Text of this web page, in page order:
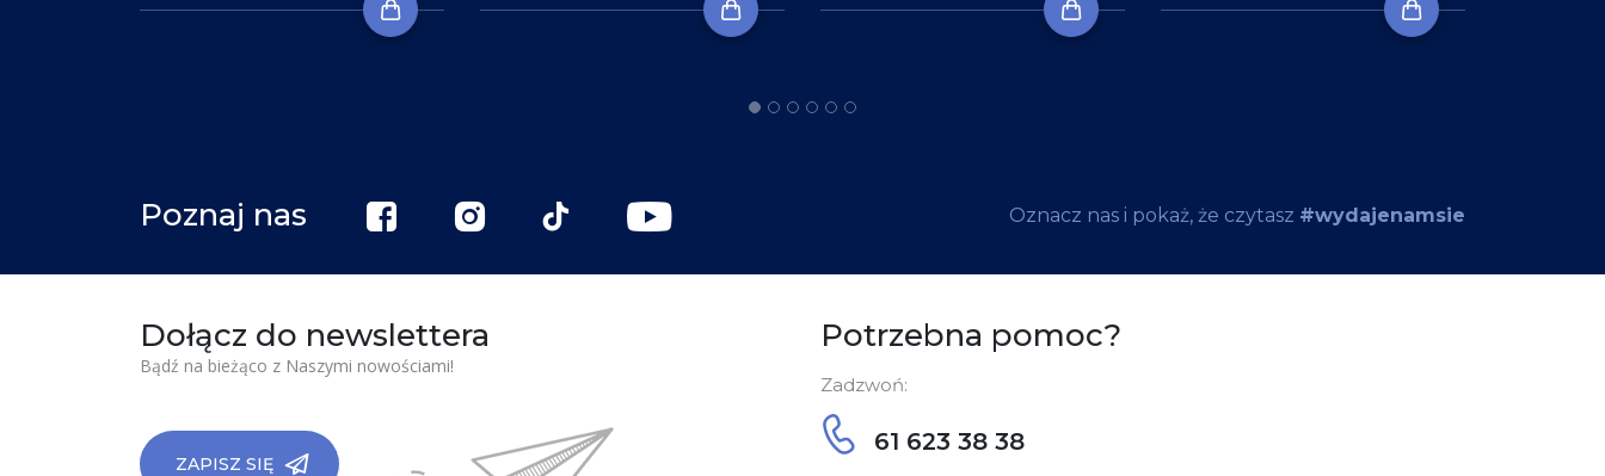
Poznaj nas Oznacz nas i pokaż, że czytasz #wydajenamsie
Dołącz do newslettera
Bądź na bieżąco z Naszymi nowościami!
ZAPISZ SIĘ
Potrzebna pomoc?
Zadzwoń:
61 623 38 38